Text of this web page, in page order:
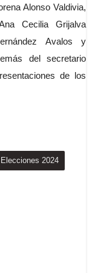
Alonso Valdivia,
Cecilia Grijalva
Avalos y
del secretario
de los
Elecciones 2024